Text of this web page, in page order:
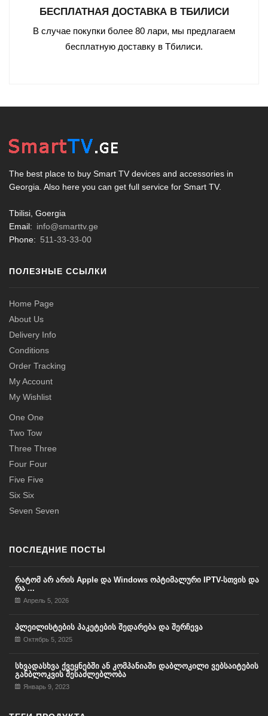
БЕСПЛАТНАЯ ДОСТАВКА В ТБИЛИСИ
В случае покупки более 80 лари, мы предлагаем
бесплатную доставку в Тбилиси.
The best place to buy Smart TV devices and accessories in
Georgia. Also here you can get full service for Smart TV.
Tbilisi, Goergia
Email: info@smarttv.ge
Phone: 511-33-33-00
ПОЛЕЗНЫЕ ССЫЛКИ
Home Page
About Us
Delivery Info
Conditions
Order Tracking
My Account
My Wishlist
One One
Two Tow
Three Three
Four Four
Five Five
Six Six
Seven Seven
ПОСЛЕДНИЕ ПОСТЫ
რატომ არ არის Apple და Windows ოპტიმალური IPTV-სთვის და
რა ...
Апрель 5, 2026
პლეილისტების პაკეტების შედარება და შერჩევა
Октябрь 5, 2025
სხვადასხვა ქვეყნებში ან კომპანიაში დაბლოკილი ვებსაიტების
განბლოკვის შესაძლებლობა
Январь 9, 2023